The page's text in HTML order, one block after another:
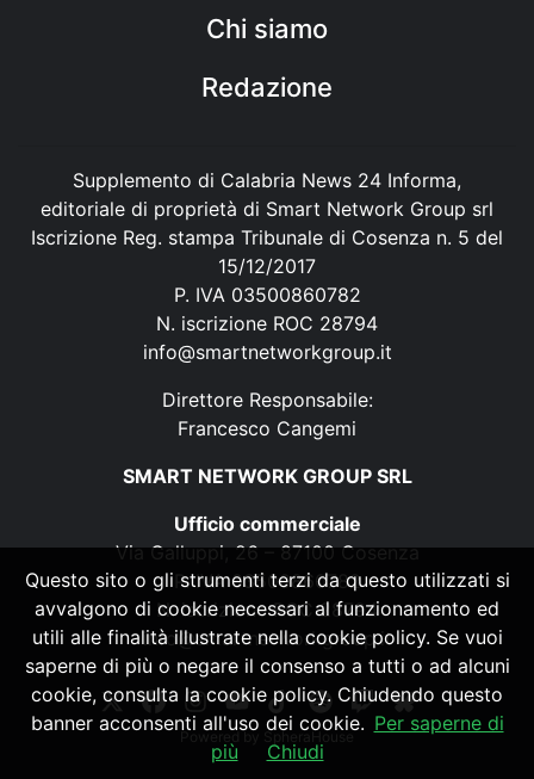
Chi siamo
Redazione
Supplemento di Calabria News 24 Informa,
editoriale di proprietà di Smart Network Group srl
Iscrizione Reg. stampa Tribunale di Cosenza n. 5 del
15/12/2017
P. IVA 03500860782
N. iscrizione ROC 28794
info@smartnetworkgroup.it
Direttore Responsabile:
Francesco Cangemi
SMART NETWORK GROUP SRL
Ufficio commerciale
Via Galluppi, 26 – 87100 Cosenza
P. IVA 03500860782
N. iscrizione ROC 28794
info@smartnetworkgroup.it
Powered by SpheraHouse
Questo sito o gli strumenti terzi da questo utilizzati si
avvalgono di cookie necessari al funzionamento ed
utili alle finalità illustrate nella cookie policy. Se vuoi
saperne di più o negare il consenso a tutti o ad alcuni
cookie, consulta la cookie policy. Chiudendo questo
banner acconsenti all'uso dei cookie. Per saperne di
più
Chiudi